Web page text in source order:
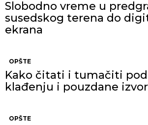
Slobodno vreme u
susedskog terena do
ekrana
OPŠTE
Kako čitati i tumačiti
klađenju i pouzdane
OPŠTE